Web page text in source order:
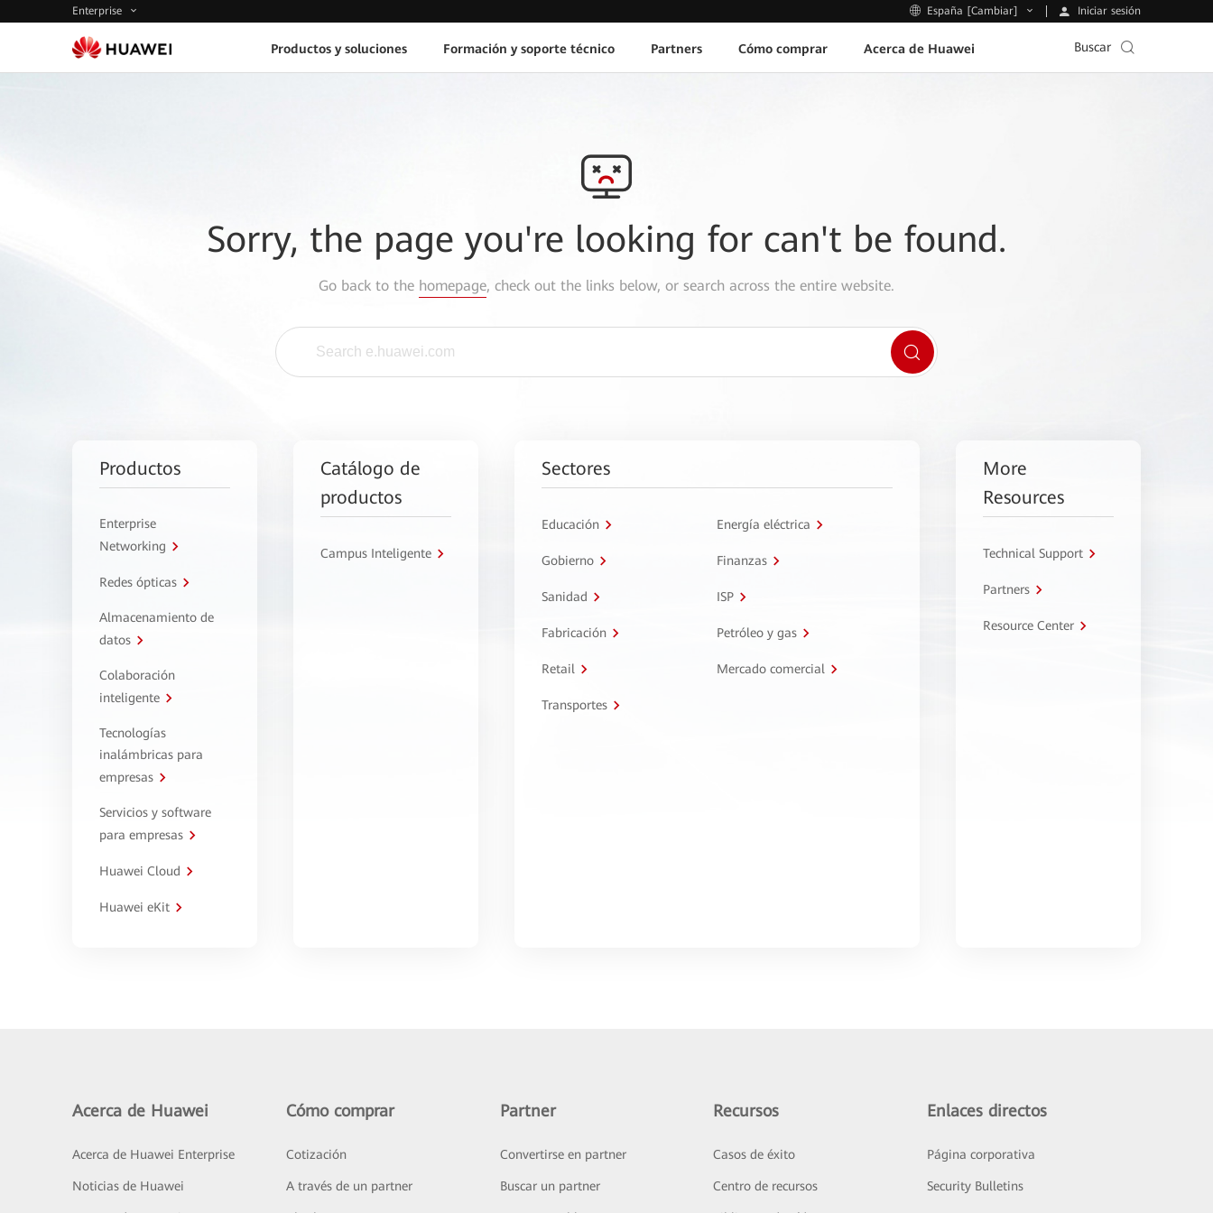
Enterprise España [Cambiar] Iniciar sesión
Productos y soluciones Formación y soporte técnico Partners Cómo comprar Acerca de Huawei Buscar
Sorry, the page you're looking for can't be found.
Go back to the homepage, check out the links below, or search across the entire website.
Productos
Enterprise
Networking
Redes ópticas
Almacenamiento de
datos
Colaboración
inteligente
Tecnologías
inalámbricas para
empresas
Servicios y software
para empresas
Huawei Cloud
Huawei eKit
Catálogo de
productos
Campus Inteligente
Sectores
Educación Energía eléctrica
Gobierno Finanzas
Sanidad ISP
Fabricación Petróleo y gas
Retail Mercado comercial
Transportes
More
Resources
Technical Support
Partners
Resource Center
Acerca de Huawei
Acerca de Huawei Enterprise
Noticias de Huawei
Cómo comprar
Cotización
A través de un partner
Partner
Convertirse en partner
Buscar un partner
Recursos
Casos de éxito
Centro de recursos
Enlaces directos
Página corporativa
Security Bulletins